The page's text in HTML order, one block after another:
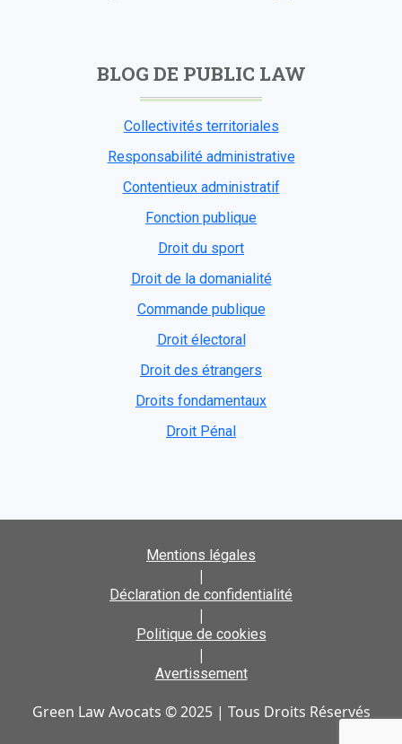
BLOG DE PUBLIC LAW
Collectivités territoriales
Responsabilité administrative
Contentieux administratif
Fonction publique
Droit du sport
Droit de la domanialité
Commande publique
Droit électoral
Droit des étrangers
Droits fondamentaux
Droit Pénal
Mentions légales
|
Déclaration de confidentialité
|
Politique de cookies
|
Avertissement
Green Law Avocats © 2025 | Tous Droits Réservés